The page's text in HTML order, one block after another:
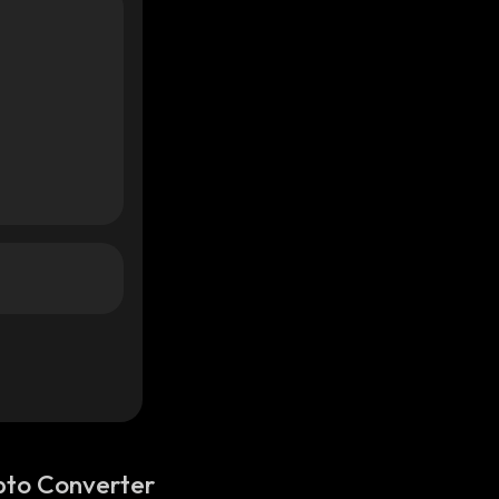
Converter